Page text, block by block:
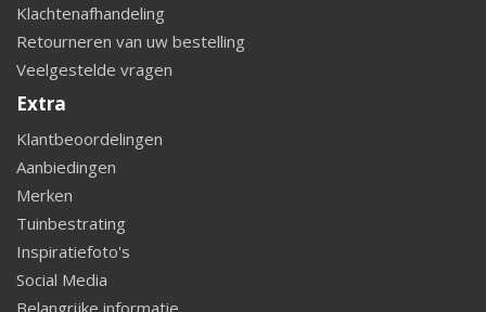
Klachtenafhandeling
Retourneren van uw bestelling
Veelgestelde vragen
Extra
Klantbeoordelingen
Aanbiedingen
Merken
Tuinbestrating
Inspiratiefoto's
Social Media